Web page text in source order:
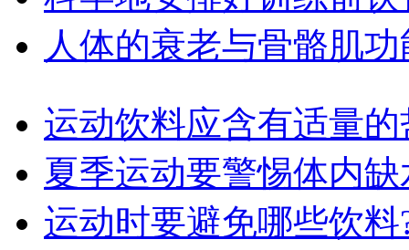
人体的衰老与骨骼肌功
运动饮料应含有适量的
夏季运动要警惕体内缺
运动时要避免哪些饮料